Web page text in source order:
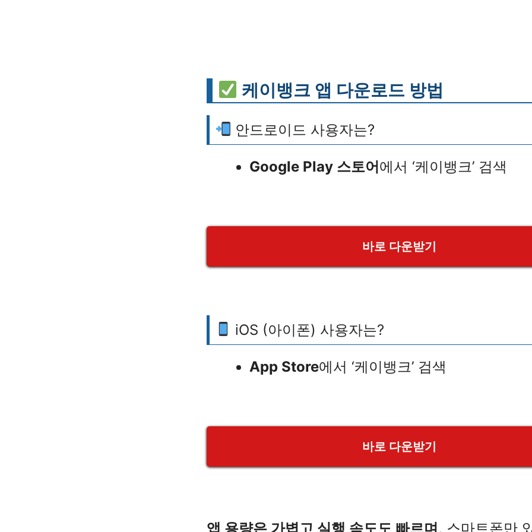
케이뱅크 앱 다운로드 방법
안드로이드 사용자는?
Google Play 스토어 에서 ‘케이뱅크’ 검색
바로 다운받기
iOS (아이폰) 사용자는?
App Store에서 ‘케이뱅크’ 검색
바로 다운받기
앱 용량은 가볍고 실행 속도도 빠르며 , 스마트폰만